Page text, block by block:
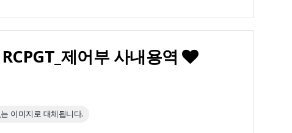
제어부 사내용역
이미지로 대체됩니다.